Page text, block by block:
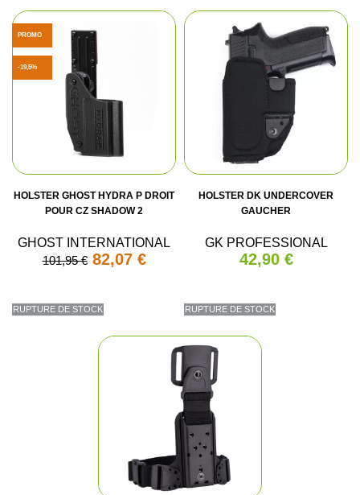
HOLSTER GHOST HYDRA P DROIT
POUR CZ SHADOW 2
GHOST INTERNATIONAL
101,95 € 82,07 €
RUPTURE DE STOCK
PROMO
-19,5%
HOLSTER DK UNDERCOVER
GAUCHER
GK PROFESSIONAL
42,90 €
RUPTURE DE STOCK